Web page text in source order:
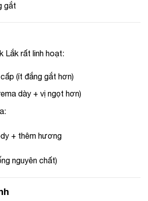
gắt
Lắk rất linh hoạt:
(ít đắng gắt hơn)
dày + vị ngọt hơn)
+ thêm hương
nguyên chất)